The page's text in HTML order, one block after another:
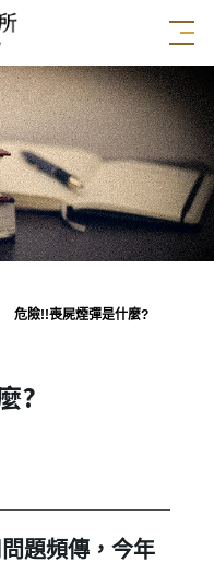
危險!!喪屍煙彈是什麼?
?
題頻傳，今年